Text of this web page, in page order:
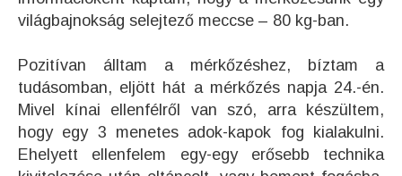
világbajnokság selejtező meccse – 80 kg-ban.
Pozitívan álltam a mérkőzéshez, bíztam a
tudásomban, eljött hát a mérkőzés napja 24.-én.
Mivel kínai ellenfélről van szó, arra készültem,
hogy egy 3 menetes adok-kapok fog kialakulni.
Ehelyett ellenfelem egy-egy erősebb technika